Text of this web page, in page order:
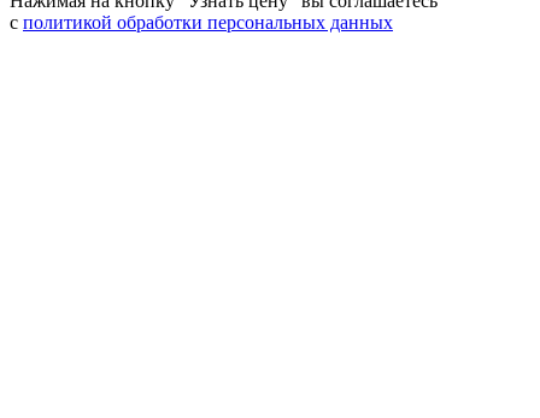
с политикой обработки персональных данных